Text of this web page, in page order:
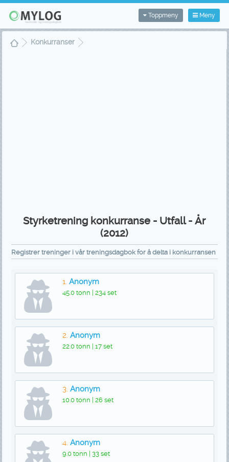
Meny
Toppmeny
Konkurranser
Styrketrening konkurranse - Utfall - År
(2012)
Registrer treninger i vår treningsdagbok for å delta i konkurransen
1. Anonym
45.0 tonn | 234 set
2. Anonym
22.0 tonn | 17 set
3. Anonym
10.0 tonn | 26 set
4. Anonym
9.0 tonn | 33 set